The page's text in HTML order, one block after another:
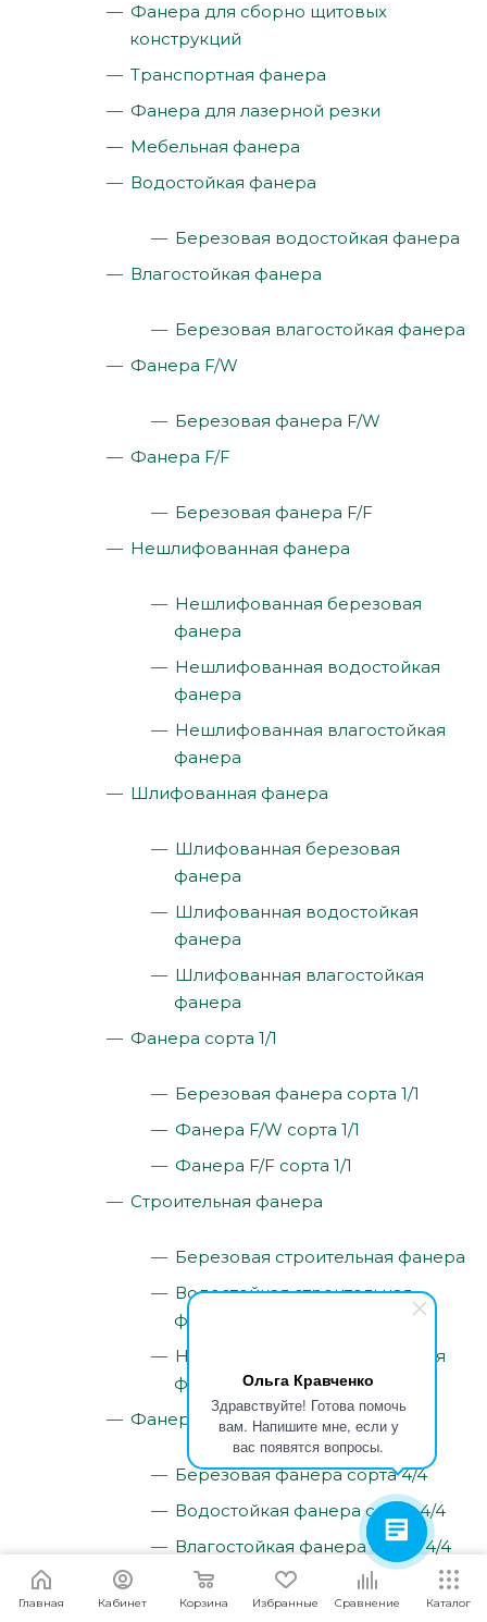
Ольга Кравченко
Здравствуйте! Готова помочь
вам. Напишите мне, если у
вас появятся вопросы.
Фанера для сборно щитовых
конструкций
Транспортная фанера
Фанера для лазерной резки
Мебельная фанера
Водостойкая фанера
Березовая водостойкая фанера
Влагостойкая фанера
Березовая влагостойкая фанера
Фанера F/W
Березовая фанера F/W
Фанера F/F
Березовая фанера F/F
Нешлифованная фанера
Нешлифованная березовая
фанера
Нешлифованная водостойкая
фанера
Нешлифованная влагостойкая
фанера
Шлифованная фанера
Шлифованная березовая
фанера
Шлифованная водостойкая
фанера
Шлифованная влагостойкая
фанера
Фанера сорта 1/1
Березовая фанера сорта 1/1
Фанера F/W сорта 1/1
Фанера F/F сорта 1/1
Строительная фанера
Березовая строительная фанера
Водостойкая строительная
фанера
Нешлифованная строительная
фанера
Фанера сорта 4/4
Березовая фанера сорта 4/4
Водостойкая фанера сорта 4/4
Влагостойкая фанера сорта 4/4
Нешлифованная фанера сорта
4/4
Главная Кабинет Корзина Избранные Сравнение Каталог
Мы используем файлы cookie. Подробнее Я согласен